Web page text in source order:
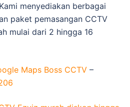
menyediakan berbagai
paket pemasangan CCTV
mulai dari 2 hingga 16
Maps Boss CCTV –